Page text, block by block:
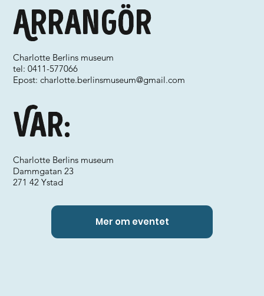
Var:
Arrangör
Charlotte Berlins museum
tel: 0411-577066
Epost:charlotte.berlinsmuseum@gmail.com
Charlotte Berlins museum
Dammgatan 23
271 42 Ystad
Mer om eventet